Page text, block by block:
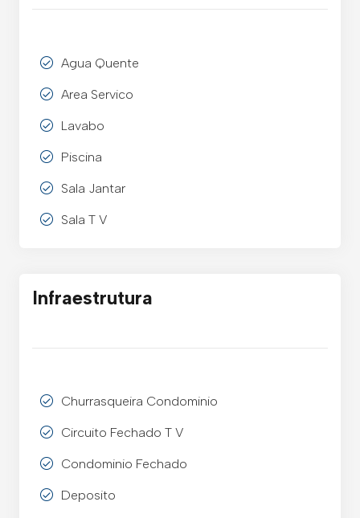
Agua Quente
Area Servico
Lavabo
Piscina
Sala Jantar
Sala T V
Infraestrutura
Churrasqueira Condominio
Circuito Fechado T V
Condominio Fechado
Deposito